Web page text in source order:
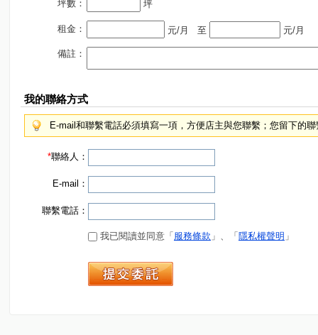
坪數： 坪
租金： 元/月 至 元/月
備註：
我的聯絡方式
E-mail和聯繫電話必須填寫一項，方便店主與您聯繫；您留下的
*聯絡人：
E-mail：
聯繫電話：
我已閱讀並同意「 服務條款 」、「 隱私權聲明 」